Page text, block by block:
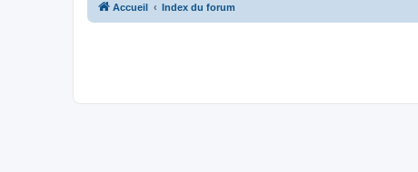
Accueil Index du forum